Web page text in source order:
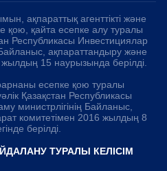
ақпараттық агенттікті және
қою, қайта есепке алу туралы
Республикасы Инвестициялар
ақпараттандыру және
15 наурызында берілді.
есепке қою туралы
Қазақстан Республикасы
министрлігінің Байланыс,
комитетімен 2016 жылдың 8
берілді.
ТУРАЛЫ КЕЛІСІМ